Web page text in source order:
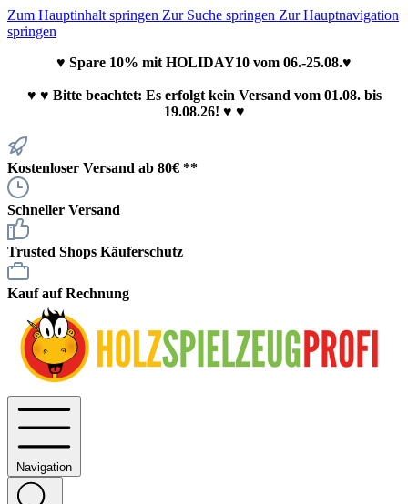
Zum Hauptinhalt springen Zur Suche springen Zur Hauptnavigation
springen
♥ Spare 10% mit HOLIDAY10 vom 06.-25.08.♥
♥ ♥ Bitte beachtet: Es erfolgt kein Versand vom 01.08. bis
19.08.26! ♥ ♥
Kostenloser Versand ab 80€ **
Schneller Versand
Trusted Shops Käuferschutz
Kauf auf Rechnung
Navigation